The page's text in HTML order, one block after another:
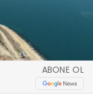
ABONE OL